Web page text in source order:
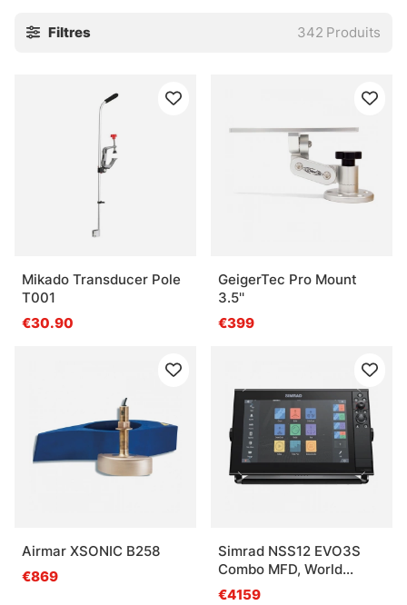
Plusieurs modèles proposent aussi une vue latérale, à
change de nom — Side View, Side Imaging et autres
variantes du genre — mais le principe reste le même : voir
plus large, et mieux comprendre ce qui se passe sous et
autour du bateau. Si ce type d’affichage vous intéresse, le
filtre dédié aide à y voir clair, sans tourner autour du pot.
» Retour à l’électronique marine pour bateau
Questions fréquentes
Qu’est-ce qu’un sondeur et traceur GPS ?
Qu’est-ce qu’une vue latérale sur un sondeur ?
Qu’est-ce qu’un traceur GPS apporte à la pêche ?
Filtres 342 Produits
Mikado Transducer Pole
T001
€30.90
GeigerTec Pro Mount
3.5''
€399
Airmar XSONIC B258
€869
Simrad NSS12 EVO3S
Combo MFD, World
Basemap
€4159